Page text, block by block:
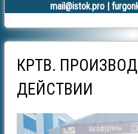
mail@istok.pro
КРТВ.
ДЕЙСТВИИ